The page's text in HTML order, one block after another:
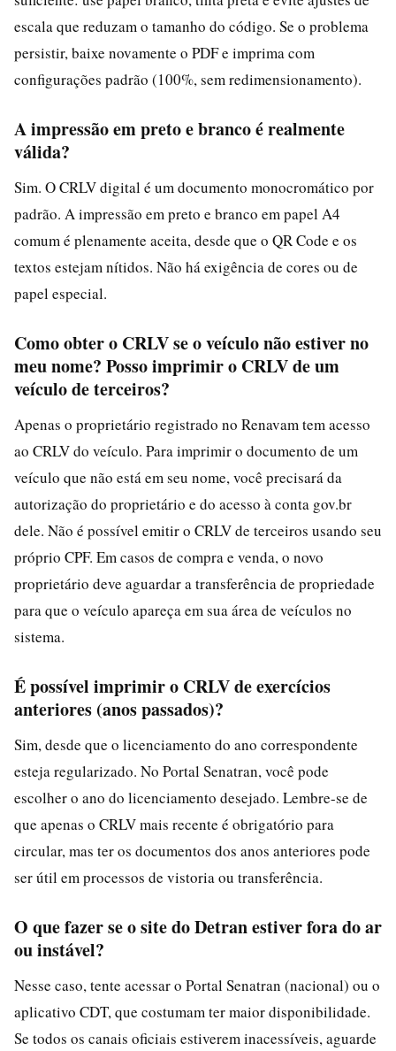
escala que reduzam o tamanho do código. Se o problema
persistir, baixe novamente o PDF e imprima com
configurações padrão (100%, sem redimensionamento).
A impressão em preto e branco é realmente
válida?
Sim. O CRLV digital é um documento monocromático por
padrão. A impressão em preto e branco em papel A4
comum é plenamente aceita, desde que o QR Code e os
textos estejam nítidos. Não há exigência de cores ou de
papel especial.
Como obter o CRLV se o veículo não estiver no
meu nome? Posso imprimir o CRLV de um
veículo de terceiros?
Apenas o proprietário registrado no Renavam tem acesso
ao CRLV do veículo. Para imprimir o documento de um
veículo que não está em seu nome, você precisará da
autorização do proprietário e do acesso à conta gov.br
dele. Não é possível emitir o CRLV de terceiros usando seu
próprio CPF. Em casos de compra e venda, o novo
proprietário deve aguardar a transferência de propriedade
para que o veículo apareça em sua área de veículos no
sistema.
É possível imprimir o CRLV de exercícios
anteriores (anos passados)?
Sim, desde que o licenciamento do ano correspondente
esteja regularizado. No Portal Senatran, você pode
escolher o ano do licenciamento desejado. Lembre-se de
que apenas o CRLV mais recente é obrigatório para
circular, mas ter os documentos dos anos anteriores pode
ser útil em processos de vistoria ou transferência.
O que fazer se o site do Detran estiver fora do ar
ou instável?
Nesse caso, tente acessar o Portal Senatran (nacional) ou o
aplicativo CDT, que costumam ter maior disponibilidade.
Se todos os canais oficiais estiverem inacessíveis, aguarde